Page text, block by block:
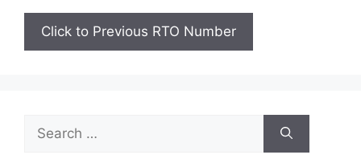
Click to Previous RTO Number
for: